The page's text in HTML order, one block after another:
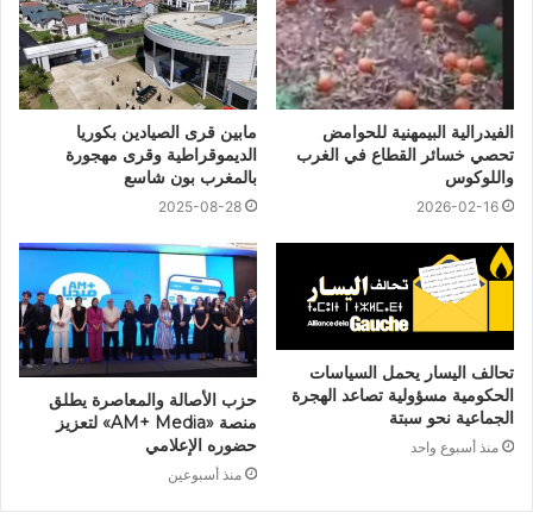
الفيدرالية البيمهنية للحوامض
تحصي خسائر القطاع في الغرب
واللوكوس
2026-02-16
مابين قرى الصيادين بكوريا
الديموقراطية وقرى مهجورة
بالمغرب بون شاسع
2025-08-28
تحالف اليسار يحمل السياسات
الحكومية مسؤولية تصاعد الهجرة
الجماعية نحو سبتة
منذ أسبوع واحد
حزب الأصالة والمعاصرة يطلق
منصة «AM+ Media» لتعزيز
حضوره الإعلامي
منذ أسبوعين